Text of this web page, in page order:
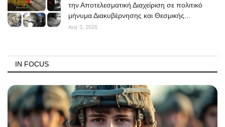
την Αποτελεσματική Διαχείριση σε πολιτικό
μήνυμα Διακυβέρνησης και Θεσμικής...
Αυγ 3, 2026
IN FOCUS